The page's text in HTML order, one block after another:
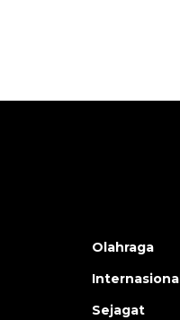
Olahraga
Internasional
Sejagat